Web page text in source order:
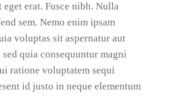
erat. Fusce nibh. Nulla
sem. Nemo enim ipsam
voluptas sit aspernatur aut
quia consequuntur magni
ratione voluptatem sequi
id justo in neque elementum